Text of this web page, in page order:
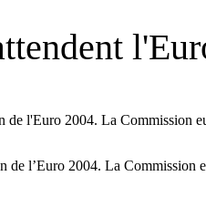
de l'Euro 2004. La Commission
de l’Euro 2004. La